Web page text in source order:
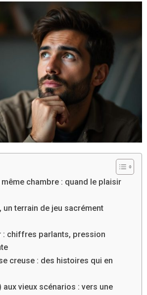
même chambre : quand le plaisir
un terrain de jeu sacrément
: chiffres parlants, pression
creuse : des histoires qui en
aux vieux scénarios : vers une